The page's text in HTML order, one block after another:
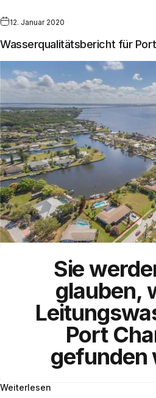
12. Januar 2020
Wasserqualitätsbericht für
Sie
glauben,
Port
gefunden
Weiterlesen